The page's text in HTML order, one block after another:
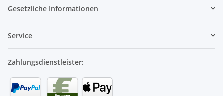
Gesetzliche Informationen
Service
Zahlungsdienstleister: